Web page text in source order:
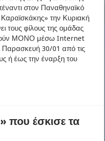
στον Παναθηναϊκό
Καραϊσκάκης» την Κυριακή
τους φίλους της ομάδας
ΜΟΝΟ μέσω Internet
30/01 από τις
ή έως την έναρξη του
που έσκισε τα